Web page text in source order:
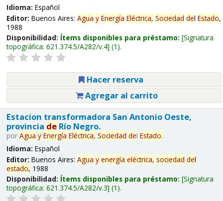
Idioma: Español
Editor: Buenos Aires: Agua y Energía Eléctrica, Sociedad del Estado,
1988
Disponibilidad: Ítems disponibles para préstamo: Signatura
topográfica: 621.374.5/A282/v.4 (1).
Hacer reserva
Agregar al carrito
Estacion transformadora San Antonio Oeste,
provincia deRío Negro.
por Agua y Energía Eléctrica, Sociedad del Estado.
Idioma: Español
Editor: Buenos Aires: Agua y energía eléctrica, sociedad del
estado, 1988
Disponibilidad: Ítems disponibles para préstamo: Signatura
topográfica: 621.374.5/A282/v.3 (1).